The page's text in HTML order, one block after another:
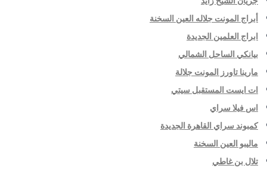
أبراج المونت جلاله العين السخنة
ابراج العلمين الجديدة
بيانكي الساحل الشمالي
مارينا تاورز المونت جلالة
ات ايست المستقبل سيتي
اس فيلا سراي
كمبوند سراي القاهرة الجديدة
ماليبو العين السخنة
تلال بن غاطي